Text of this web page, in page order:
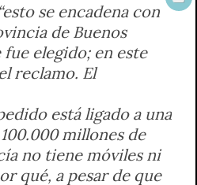
“esto se encadena con
de Buenos
elegido; en este
reclamo. El
está ligado a una
millones de
no tiene móviles ni
qué, a pesar de que